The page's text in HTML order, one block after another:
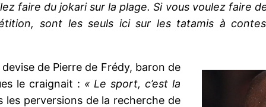
faire du jokari sur la plage. Si vous voulez faire
sont les seuls ici sur les tatamis à
de Pierre de Frédy, baron de
le craignait : « Le sport, c’est la
perversions de la recherche de